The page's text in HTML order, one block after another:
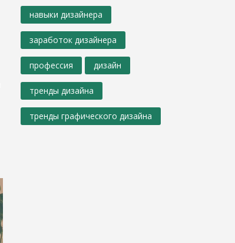
навыки дизайнера
заработок дизайнера
профессия дизайн
тренды дизайна
тренды графического дизайна